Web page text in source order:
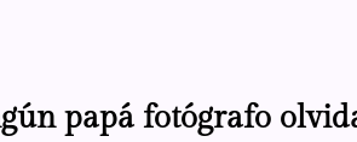
papá fotógrafo